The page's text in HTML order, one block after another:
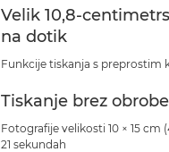
Velik 10,8-
na dotik
Funkcije tiskanja s preprostim
Tiskanje brez obrobe
Fotografije velikosti 10 × 15 cm
21 sekundah